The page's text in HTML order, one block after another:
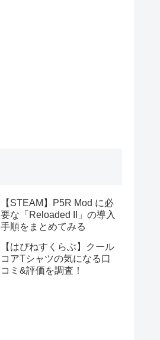
【STEAM】P5R Mod に必
要な「Reloaded II」の導入
手順をまとめてみる
【はぴねすくらぶ】クール
コアTシャツの気になる口
コミ&評価を調査！